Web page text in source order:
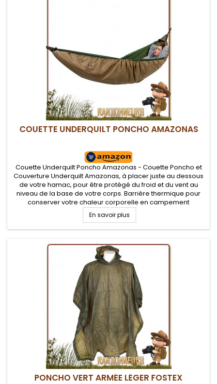
COUETTE UNDERQUILT PONCHO AMAZONAS
Couette Underquilt Poncho Amazonas - Couette Poncho et
Couverture Underquilt Amazonas, à placer juste au dessous
de votre hamac, pour être protégé du froid et du vent au
niveau de la base de votre corps. Barrière thermique pour
conserver votre chaleur corporelle en campement
bushcraft. Utilisable également comme poncho ou
couverture de camp
En savoir plus
PONCHO VERT ARMÉE LÉGER FOSTEX